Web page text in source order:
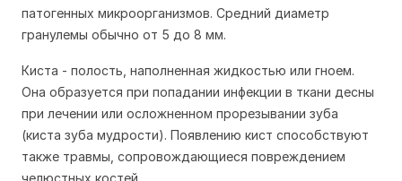
патогенных микроорганизмов. Средний диаметр
гранулемы обычно от 5 до 8 мм.
Киста - полость, наполненная жидкостью или гноем.
Она образуется при попадании инфекции в ткани десны
при лечении или осложненном прорезывании зуба
(киста зуба мудрости). Появлению кист способствуют
также травмы, сопровождающиеся повреждением
челюстных костей.